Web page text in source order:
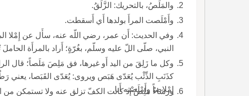
والمَلَصُ، بالتحريك: الزَّلَقُ.
وأَمْلَصت المرأَ بولدها أَي أَسقطت.
وفي الحديث: أَن عمر، رضي اللّه عنه، سأَل عن إِمْلا
النبي، صلّى اللّ عليه وسلّم، بغُرّةٍ؛ أَراد بالمرأَة
وكل ما زَلِقَ من اليد أَو غيرها، فق مَلِصَ مَلَصاً؛ قال
كذَنَبِ الذِّئْب يُعَدّى هَبَص ويروى: يُعَدّى القَبَصا، يعني
إِمْلاصاً وأَمْلَصْته أَنا.
ورشاءٌ مَلِصٌ إِذ كانت الكفّ تزلق عنه ولا تستمكن من